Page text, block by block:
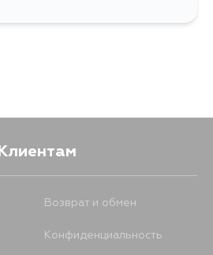
Клиентам
Возврат и обмен
Конфиденциальность